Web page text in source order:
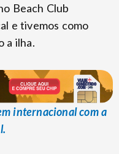
Beach Club
e tivemos como
a ilha.
internacional com a